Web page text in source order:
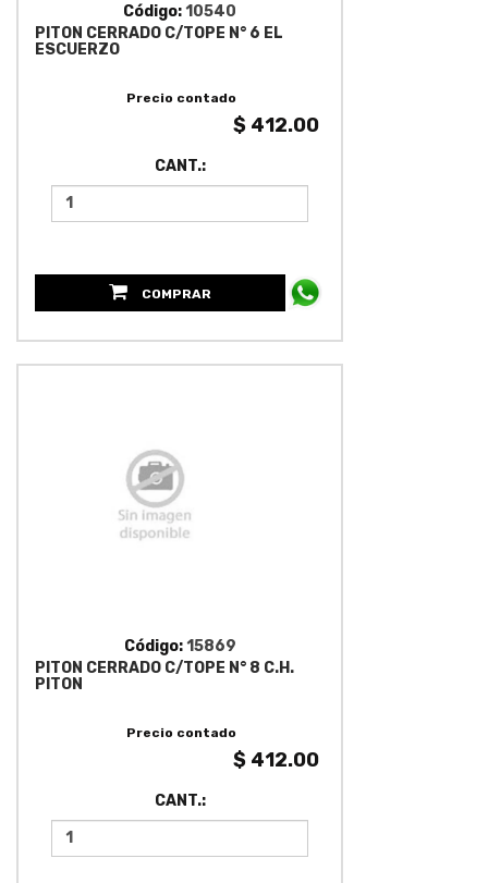
Código:10540
PITON CERRADO C/TOPE N° 6 EL
ESCUERZO
Precio contado
$ 412.00
CANT.:
COMPRAR
Código:15869
PITON CERRADO C/TOPE N° 8 C.H.
PITON
Precio contado
$ 412.00
CANT.: